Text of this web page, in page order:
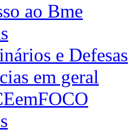
ao Bme
e Defesas
em geral